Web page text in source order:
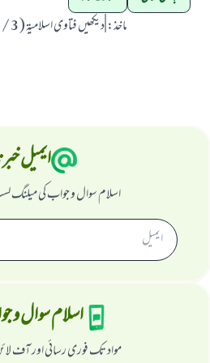
ماخذ:|دیکھیں فتاوی اسلامیۃ ( 3 / 242 - 243 ) ۔
ایمیل
اسلام سوال و جواب کی میلنگ
اسلام سوال
مواد تک فوری رسائی اور آف